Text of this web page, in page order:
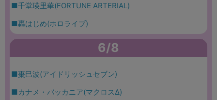
■千堂瑛里華(FORTUNE ARTERIAL)
■轟はじめ(ホロライブ)
6/8
■棗巳波(アイドリッシュセブン)
■カナメ・バッカニア(マクロスΔ)